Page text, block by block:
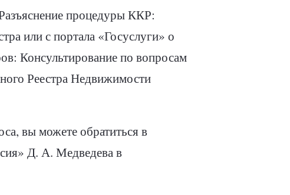
процедуры ККР:
или с портала «Госуслуги» о
Консультирование по вопросам
Реестра Недвижимости
вы можете обратиться в
Д. А. Медведева в